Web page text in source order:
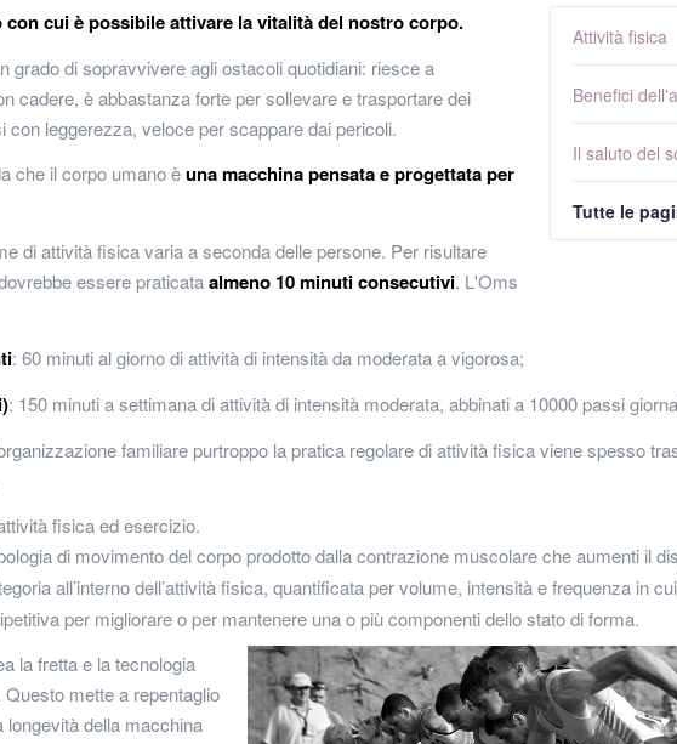
Attività fisica
Benefici
Il saluto del
Tutte le
con cui è possibile attivare la vitalità del nostro corpo.
grado di sopravvivere agli ostacoli quotidiani: riesce a
cadere, è abbastanza forte per sollevare e trasportare dei
con leggerezza, veloce per scappare dai pericoli.
che il corpo umano èuna macchina pensata e progettata per
di attività fisica varia a seconda delle persone. Per risultare
essere praticataalmeno 10 minuti consecutivi. L'Oms
: 60 minuti al giorno di attività di intensità da moderata a vigorosa;
: 150 minuti a settimana di attività di intensità moderata, abbinati a 10000 passi
familiare purtroppo la pratica regolare di attività fisica viene spesso
fisica ed esercizio.
di movimento del corpo prodotto dalla contrazione muscolare che aumenti il
all’interno dell’attività fisica, quantificata per volume, intensità e frequenza in
per migliorare o per mantenere una o più componenti dello stato di forma.
la fretta e la tecnologia
mette a repentaglio
della macchina